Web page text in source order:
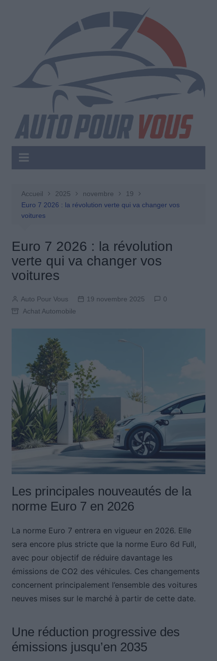
Accueil 2025 novembre
19
Euro 7 2026 : la révolution verte qui va changer vos
voitures
Euro 7 2026 : la révolution
verte qui va changer vos
voitures
Auto Pour Vous 19 novembre 2025
0
Achat Automobile
Les principales nouveautés de la
norme Euro 7 en 2026
La norme Euro 7 entrera en vigueur en 2026. Elle
sera encore plus stricte que la norme Euro 6d Full,
avec pour objectif de réduire davantage les
émissions de CO2 des véhicules. Ces changements
concernent principalement l’ensemble des voitures
neuves mises sur le marché à partir de cette date.
Une réduction progressive des
émissions jusqu’en 2035